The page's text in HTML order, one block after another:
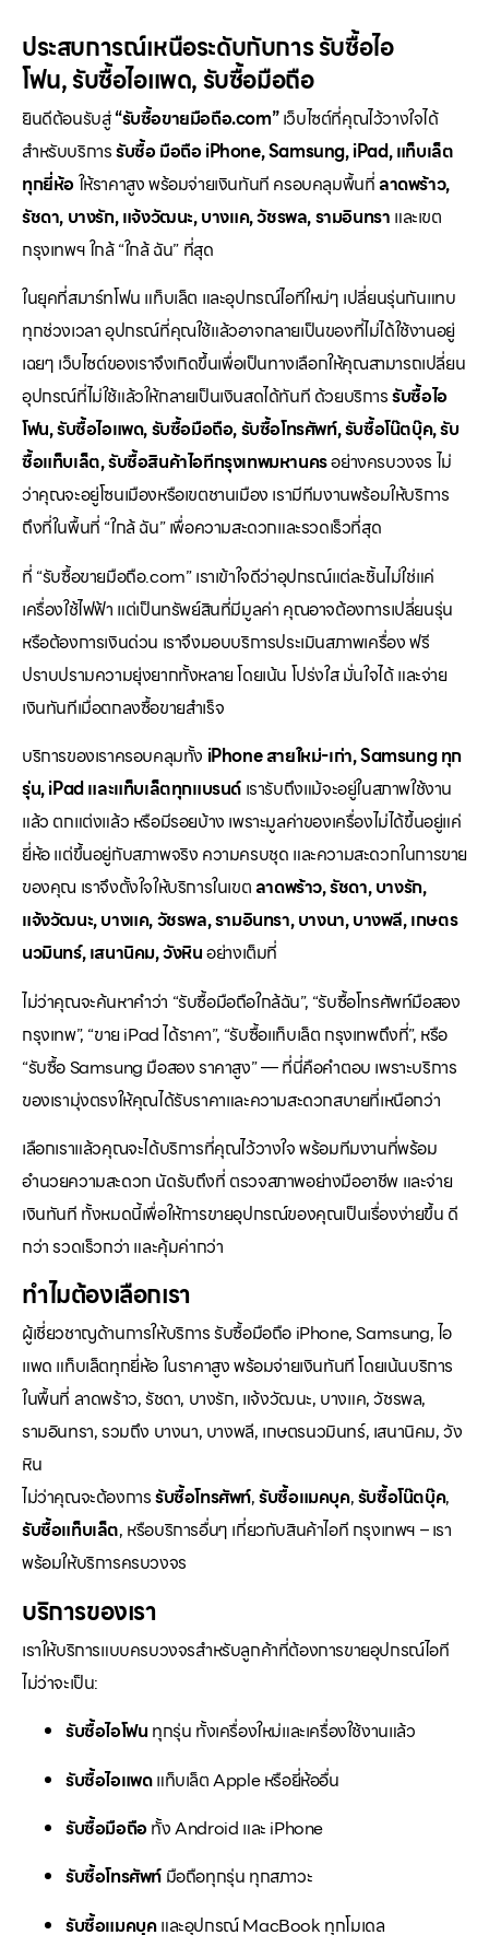
ประสบการณ์เหนือระดับกับการรับซื้อไอ
โฟน,รับซื้อไอแพด,รับซื้อมือถือ
ยินดีต้อนรับสู่“รับซื้อขายมือถือ.com”เว็บไซต์ที่คุณไว้วางใจได้
สำหรับบริการรับซื้อ มือถือ iPhone, Samsung, iPad, แท็บเล็ต
ทุกยี่ห้อให้ราคาสูง พร้อมจ่ายเงินทันที ครอบคลุมพื้นที่ลาดพร้าว,
รัชดา, บางรัก, แจ้งวัฒนะ, บางแค, วัชรพล, รามอินทรา และเขต
กรุงเทพฯ ใกล้ “ใกล้ ฉัน” ที่สุด
ในยุคที่สมาร์ทโฟน แท็บเล็ต และอุปกรณ์ไอทีใหม่ๆ เปลี่ยนรุ่นกันแทบ
ทุกช่วงเวลา อุปกรณ์ที่คุณใช้แล้วอาจกลายเป็นของที่ไม่ได้ใช้งานอยู่
เฉยๆ เว็บไซต์ของเราจึงเกิดขึ้นเพื่อเป็นทางเลือกให้คุณสามารถเปลี่ยน
อุปกรณ์ที่ไม่ใช้แล้วให้กลายเป็นเงินสดได้ทันที ด้วยบริการรับซื้อไอ
โฟน, รับซื้อไอแพด, รับซื้อมือถือ, รับซื้อโทรศัพท์, รับซื้อโน๊ตบุ๊ค, รับ
ซื้อแท็บเล็ต, รับซื้อสินค้าไอทีกรุงเทพมหานครอย่างครบวงจร ไม่
ว่าคุณจะอยู่โซนเมืองหรือเขตชานเมือง เรามีทีมงานพร้อมให้บริการ
ถึงที่ในพื้นที่ “ใกล้ ฉัน” เพื่อความสะดวกและรวดเร็วที่สุด
ที่ “รับซื้อขายมือถือ.com” เราเข้าใจดีว่าอุปกรณ์แต่ละชิ้นไม่ใช่แค่
เครื่องใช้ไฟฟ้า แต่เป็นทรัพย์สินที่มีมูลค่า คุณอาจต้องการเปลี่ยนรุ่น
หรือต้องการเงินด่วน เราจึงมอบบริการประเมินสภาพเครื่อง ฟรี
ปราบปรามความยุ่งยากทั้งหลาย โดยเน้น โปร่งใส มั่นใจได้ และจ่าย
เงินทันทีเมื่อตกลงซื้อขายสำเร็จ
บริการของเราครอบคลุมทั้ง iPhone สายใหม่-เก่า, Samsung ทุก
รุ่น, iPad และแท็บเล็ตทุกแบรนด์ เรารับถึงแม้จะอยู่ในสภาพใช้งาน
แล้ว ตกแต่งแล้ว หรือมีรอยบ้าง เพราะมูลค่าของเครื่องไม่ได้ขึ้นอยู่แค่
ยี่ห้อ แต่ขึ้นอยู่กับสภาพจริง ความครบชุด และความสะดวกในการขาย
ของคุณ เราจึงตั้งใจให้บริการในเขตลาดพร้าว, รัชดา, บางรัก,
แจ้งวัฒนะ, บางแค, วัชรพล, รามอินทรา, บางนา, บางพลี, เกษตร
นวมินทร์, เสนานิคม, วังหินอย่างเต็มที่
ไม่ว่าคุณจะค้นหาคำว่า “รับซื้อมือถือใกล้ฉัน”, “รับซื้อโทรศัพท์มือสอง
กรุงเทพ”, “ขาย iPad ได้ราคา”, “รับซื้อแท็บเล็ต กรุงเทพถึงที่”, หรือ
“รับซื้อ Samsung มือสอง ราคาสูง” — ที่นี่คือคำตอบ เพราะบริการ
ของเรามุ่งตรงให้คุณได้รับราคาและความสะดวกสบายที่เหนือกว่า
เลือกเราแล้วคุณจะได้บริการที่คุณไว้วางใจ พร้อมทีมงานที่พร้อม
อำนวยความสะดวก นัดรับถึงที่ ตรวจสภาพอย่างมืออาชีพ และจ่าย
เงินทันที ทั้งหมดนี้เพื่อให้การขายอุปกรณ์ของคุณเป็นเรื่องง่ายขึ้น ดี
กว่า รวดเร็วกว่า และคุ้มค่ากว่า
ทำไมต้องเลือกเรา
ผู้เชี่ยวชาญด้านการให้บริการ รับซื้อมือถือ iPhone, Samsung, ไอ
แพด แท็บเล็ตทุกยี่ห้อ ในราคาสูง พร้อมจ่ายเงินทันที โดยเน้นบริการ
ในพื้นที่ ลาดพร้าว, รัชดา, บางรัก, แจ้งวัฒนะ, บางแค, วัชรพล,
รามอินทรา, รวมถึง บางนา, บางพลี, เกษตรนวมินทร์, เสนานิคม, วัง
หิน
ไม่ว่าคุณจะต้องการรับซื้อโทรศัพท์,รับซื้อแมคบุค,รับซื้อโน๊ตบุ๊ค,
รับซื้อแท็บเล็ต, หรือบริการอื่นๆ เกี่ยวกับสินค้าไอที กรุงเทพฯ – เรา
พร้อมให้บริการครบวงจร
บริการของเรา
เราให้บริการแบบครบวงจรสำหรับลูกค้าที่ต้องการขายอุปกรณ์ไอที
ไม่ว่าจะเป็น:
รับซื้อไอโฟน ทุกรุ่น ทั้งเครื่องใหม่และเครื่องใช้งานแล้ว
รับซื้อไอแพดแท็บเล็ต Apple หรือยี่ห้ออื่น
รับซื้อมือถือทั้ง Android และ iPhone
รับซื้อโทรศัพท์ มือถือทุกรุ่น ทุกสภาวะ
รับซื้อแมคบุคและอุปกรณ์ MacBook ทุกโมเดล